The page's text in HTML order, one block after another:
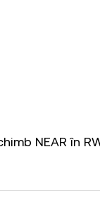
NEAR în